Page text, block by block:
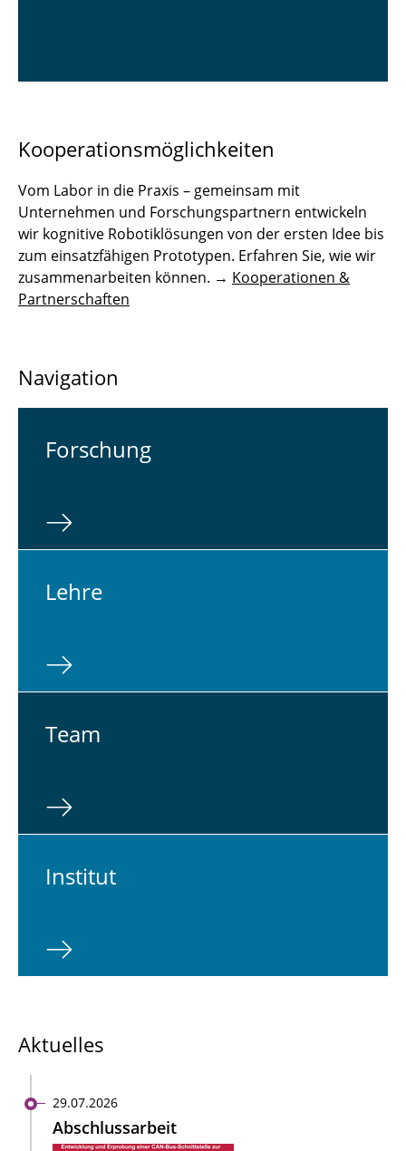
Kooperationsmöglichkeiten
Vom Labor in die Praxis – gemeinsam mit
Unternehmen und Forschungspartnern entwickeln
wir kognitive Robotiklösungen von der ersten Idee bis
zum einsatzfähigen Prototypen. Erfahren Sie, wie wir
zusammenarbeiten können. → Kooperationen &
Partnerschaften
Navigation
For­schung
Lehre
Team
In­sti­tut
Aktuelles
29.07.2026
Abschlussarbeit